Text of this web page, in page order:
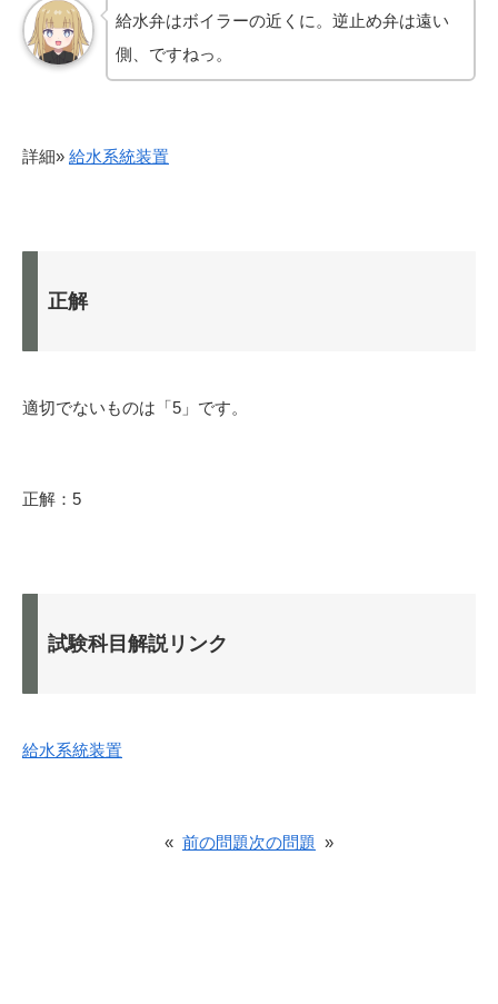
給水弁はボイラーの近くに。逆止め弁は遠い
側、ですねっ。
詳細» 給水系統装置
正解
適切でないものは「5」です。
正解：5
試験科目解説リンク
給水系統装置
« 前の問題次の問題 »